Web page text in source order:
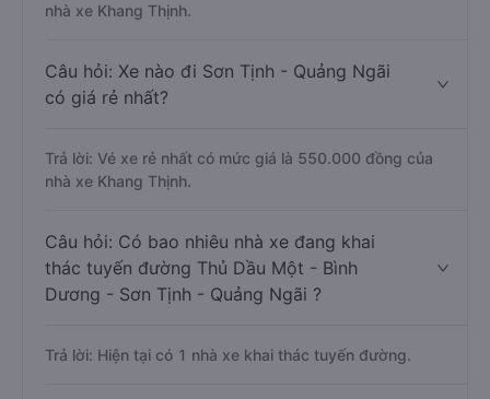
nhà xe Khang Thịnh.
Câu hỏi: Xe nào đi Sơn Tịnh - Quảng Ngãi
có giá rẻ nhất?
Trả lời: Vé xe rẻ nhất có mức giá là 550.000 đồng của
nhà xe Khang Thịnh.
Câu hỏi: Có bao nhiêu nhà xe đang khai
thác tuyến đường Thủ Dầu Một - Bình
Dương - Sơn Tịnh - Quảng Ngãi ?
Trả lời: Hiện tại có 1 nhà xe khai thác tuyến đường.